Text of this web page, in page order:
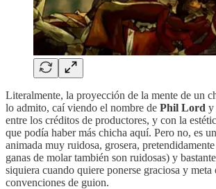
Literalmente, la proyección de la mente de un
lo admito, caí viendo el nombre de Phil Lord y
entre los créditos de productores, y con la
que podía haber más chicha aquí. Pero no, es
animada muy ruidosa, grosera,
ganas de molar también son ruidosas) y
siquiera cuando quiere ponerse graciosa y meta
convenciones de guion.